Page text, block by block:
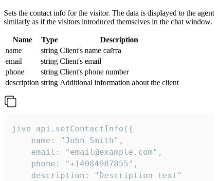
Sets the contact info for the visitor. The data is displayed to the agent
similarly as if the visitors introduced themselves in the chat window.
Name Type
Description
name
string Client's name сайта
email
string Client's email
phone
string Client's phone number
description string Additional information about the client
jivo_api.setContactInfo({
    name: "John Smith",
    email: "email@example.com",
    phone: "+14084987855",
    description: "Description text"